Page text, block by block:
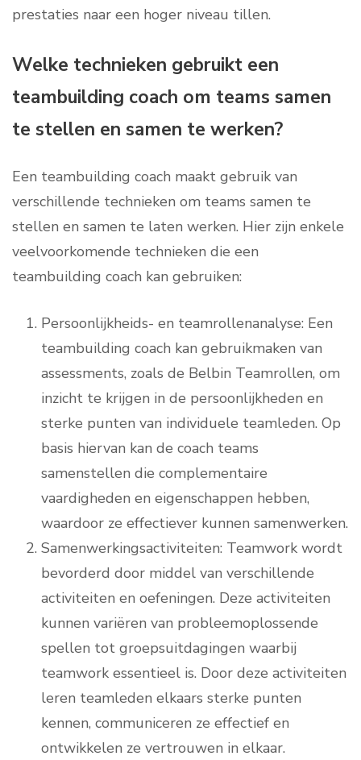
prestaties naar een hoger niveau tillen.
Welke technieken gebruikt een
teambuilding coach om teams samen
te stellen en samen te werken?
Een teambuilding coach maakt gebruik van
verschillende technieken om teams samen te
stellen en samen te laten werken. Hier zijn enkele
veelvoorkomende technieken die een
teambuilding coach kan gebruiken:
Persoonlijkheids- en teamrollenanalyse: Een
teambuilding coach kan gebruikmaken van
assessments, zoals de Belbin Teamrollen, om
inzicht te krijgen in de persoonlijkheden en
sterke punten van individuele teamleden. Op
basis hiervan kan de coach teams
samenstellen die complementaire
vaardigheden en eigenschappen hebben,
waardoor ze effectiever kunnen samenwerken.
Samenwerkingsactiviteiten: Teamwork wordt
bevorderd door middel van verschillende
activiteiten en oefeningen. Deze activiteiten
kunnen variëren van probleemoplossende
spellen tot groepsuitdagingen waarbij
teamwork essentieel is. Door deze activiteiten
leren teamleden elkaars sterke punten
kennen, communiceren ze effectief en
ontwikkelen ze vertrouwen in elkaar.